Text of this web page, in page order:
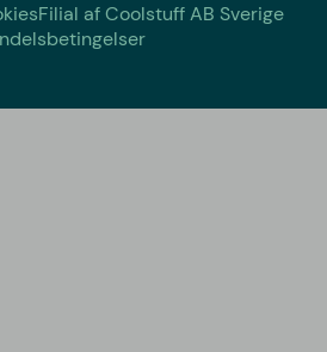
Filial af Coolstuff AB Sverige